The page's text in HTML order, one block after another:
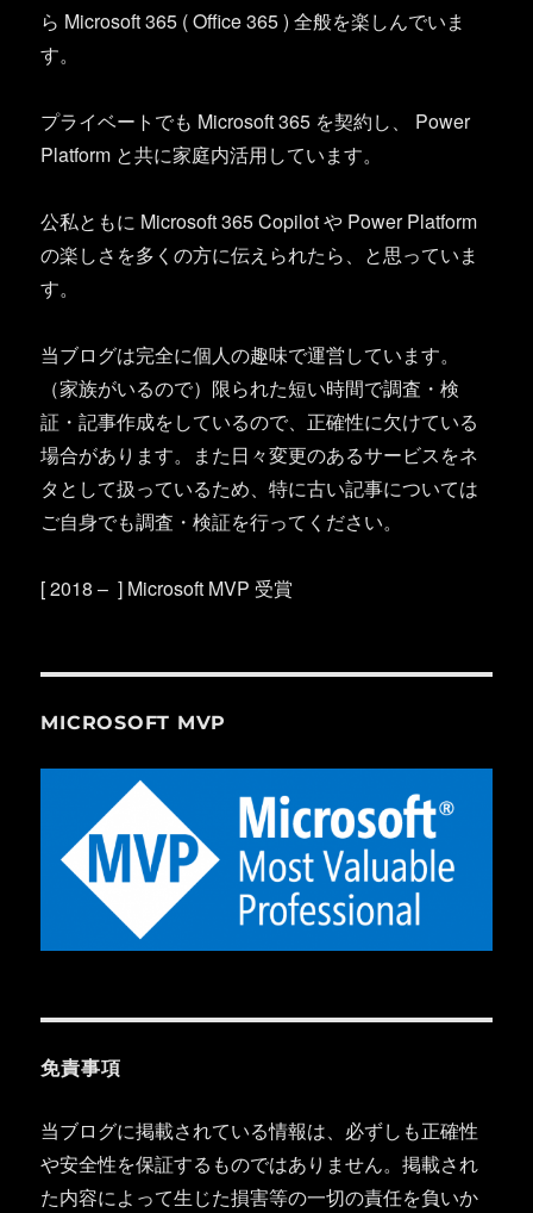
ら Microsoft 365 ( Office 365 ) 全般を楽しんでいま
す。
プライベートでも Microsoft 365 を契約し、 Power
Platform と共に家庭内活用しています。
公私ともに Microsoft 365 Copilot や Power Platform
の楽しさを多くの方に伝えられたら、と思っていま
す。
当ブログは完全に個人の趣味で運営しています。
（家族がいるので）限られた短い時間で調査・検
証・記事作成をしているので、正確性に欠けている
場合があります。また日々変更のあるサービスをネ
タとして扱っているため、特に古い記事については
ご自身でも調査・検証を行ってください。
[ 2018 – ] Microsoft MVP 受賞
MICROSOFT MVP
免責事項
当ブログに掲載されている情報は、必ずしも正確性
や安全性を保証するものではありません。掲載され
た内容によって生じた損害等の一切の責任を負いか